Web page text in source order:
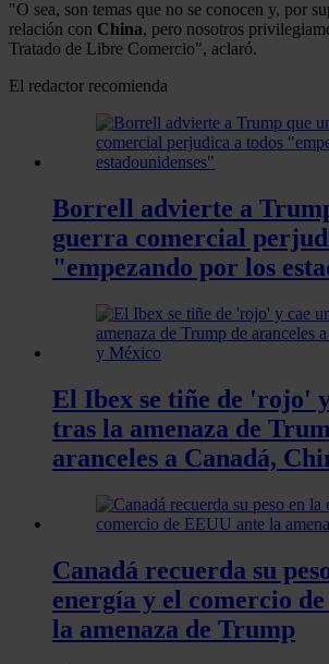
"O sea, son temas que no se conocen y, por
relación con China, pero nosotros
Tratado de Libre Comercio", aclaró.
El redactor recomienda
Borrell advierte a
guerra comercial
"empezando por los
El Ibex se tiñe de 'rojo'
tras la amenaza de
aranceles a Canadá,
Canadá recuerda su
energía y el comercio
la amenaza de Trump